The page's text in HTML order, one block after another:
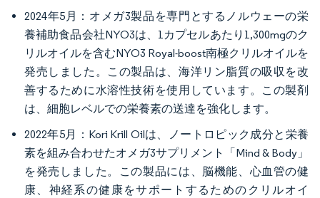
2024年5月：オメガ3製品を専門とするノルウェーの栄
養補助食品会社NYO3は、1カプセルあたり1,300mgのク
リルオイルを含むNYO3 Royal-boost南極クリルオイルを
発売しました。この製品は、海洋リン脂質の吸収を改
善するために水溶性技術を使用しています。この製剤
は、細胞レベルでの栄養素の送達を強化します。
2022年5月：Kori Krill Oilは、ノートロピック成分と栄養
素を組み合わせたオメガ3サプリメント「Mind & Body」
を発売しました。この製品には、脳機能、心血管の健
康、神経系の健康をサポートするためのクリルオイ